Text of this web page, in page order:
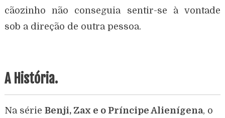
cãozinho não conseguia sentir-se à vontade
sob a direção de outra pessoa.
A História.
Na série Benji, Zax e o Príncipe Alienígena, o